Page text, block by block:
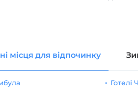
місця для відпочинку